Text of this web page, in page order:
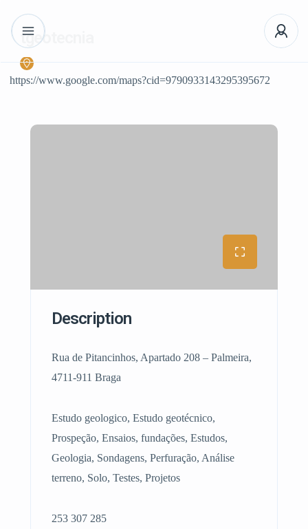
tgeotecnia
https://www.google.com/maps?cid=9790933143295395672
Description
Rua de Pitancinhos, Apartado 208 – Palmeira,
4711-911 Braga
Estudo geologico, Estudo geotécnico,
Prospeção, Ensaios, fundações, Estudos,
Geologia, Sondagens, Perfuração, Análise
terreno, Solo, Testes, Projetos
253 307 285